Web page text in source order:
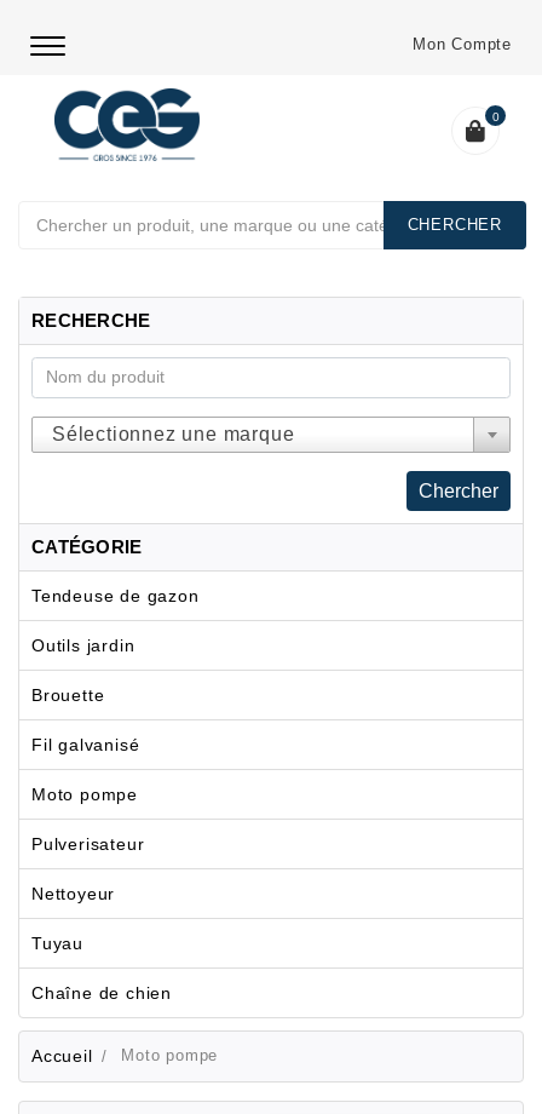
Mon Compte
0
RECHERCHE
Sélectionnez une marque
CATÉGORIE
Tendeuse de gazon
Outils jardin
Brouette
Fil galvanisé
Moto pompe
Pulverisateur
Nettoyeur
Tuyau
Chaîne de chien
Accueil Moto pompe